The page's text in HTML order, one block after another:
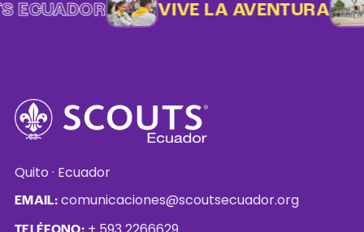
ECUADOR VIVE LA AVENTURA
Quito · Ecuador
EMAIL: comunicaciones@scoutsecuador.org